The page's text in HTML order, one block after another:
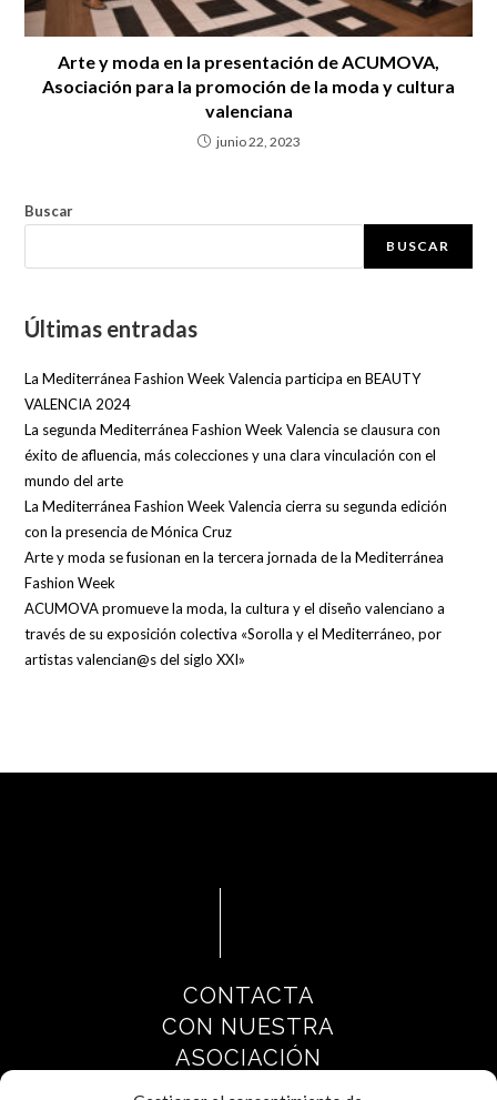
Arte y moda en la presentación de ACUMOVA,
Asociación para la promoción de la moda y cultura
valenciana
junio 22, 2023
Buscar
BUSCAR
Últimas entradas
La Mediterránea Fashion Week Valencia participa en BEAUTY
VALENCIA 2024
La segunda Mediterránea Fashion Week Valencia se clausura con
éxito de afluencia, más colecciones y una clara vinculación con el
mundo del arte
La Mediterránea Fashion Week Valencia cierra su segunda edición
con la presencia de Mónica Cruz
Arte y moda se fusionan en la tercera jornada de la Mediterránea
Fashion Week
ACUMOVA promueve la moda, la cultura y el diseño valenciano a
través de su exposición colectiva «Sorolla y el Mediterráneo, por
artistas valencian@s del siglo XXI»
CONTACTA
CON NUESTRA
ASOCIACIÓN